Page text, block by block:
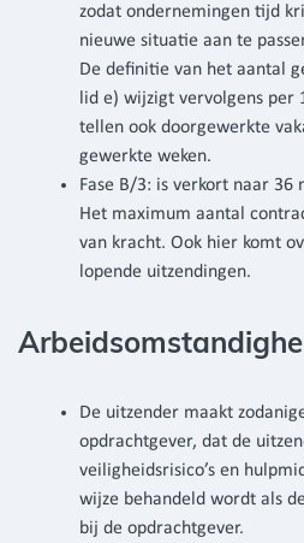
zodat ondernemingen tijd
nieuwe situatie aan te
De definitie van het aantal
lid e) wijzigt vervolgens per
tellen ook doorgewerkte
gewerkte weken.
Fase B/3: is verkort naar 36
Het maximum aantal
van kracht. Ook hier komt
lopende uitzendingen.
De uitzender maakt
opdrachtgever, dat de
veiligheidsrisico’s en
wijze behandeld wordt als
bij de opdrachtgever.